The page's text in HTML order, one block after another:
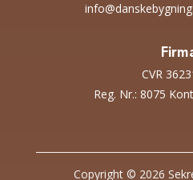
CVR
Reg. Nr.: 8075
Copyright © 2026